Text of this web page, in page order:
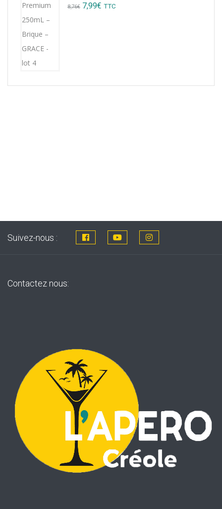
8,76€ Original
7,99€ Current
TTC
Suivez-nous :
Contactez nous: